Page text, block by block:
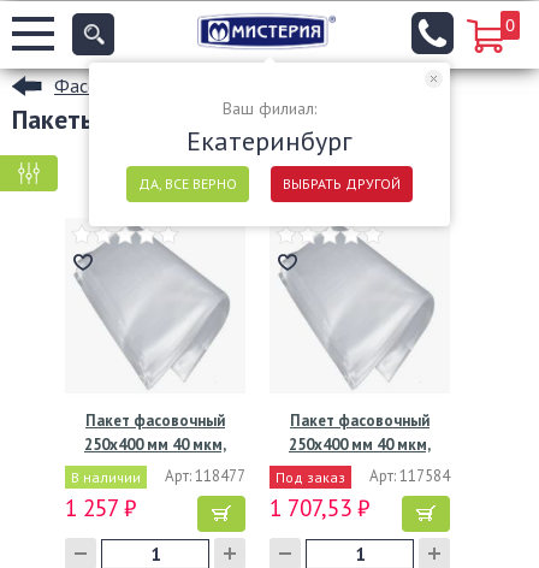
Ваш филиал:
Екатеринбург
ДА, ВСЕ ВЕРНО ВЫБРАТЬ ДРУГОЙ
0
Фасовочные пакеты
Пакеты ПВД в Екатеринбурге
Пакет фасовочный
250х400 мм 40 мкм,
прозр.,…
В наличии Арт: 118477
1 257 ₽
Пакет фасовочный
250х400 мм 40 мкм,
прозр.,…
Под заказ Арт: 117584
1 707,53 ₽